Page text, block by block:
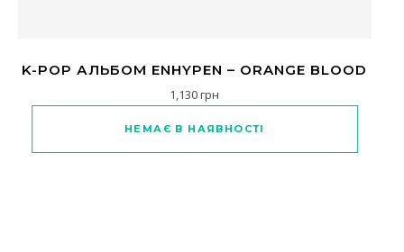
K-POP АЛЬБОМ ENHYPEN – ORANGE BLOOD
1,130грн
НЕМАЄ В НАЯВНОСТІ